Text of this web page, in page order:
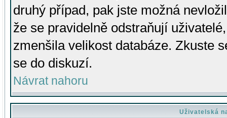
druhý případ, pak jste možná
že se pravidelně odstraňují
zmenšila velikost databáze. Zkuste
se do diskuzí.
Návrat nahoru
Uživatelská